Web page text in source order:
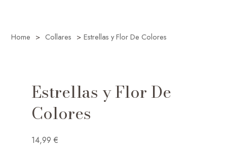
Home > Collares > Estrellas y Flor De Colores
Estrellas y Flor De
Colores
14,99€